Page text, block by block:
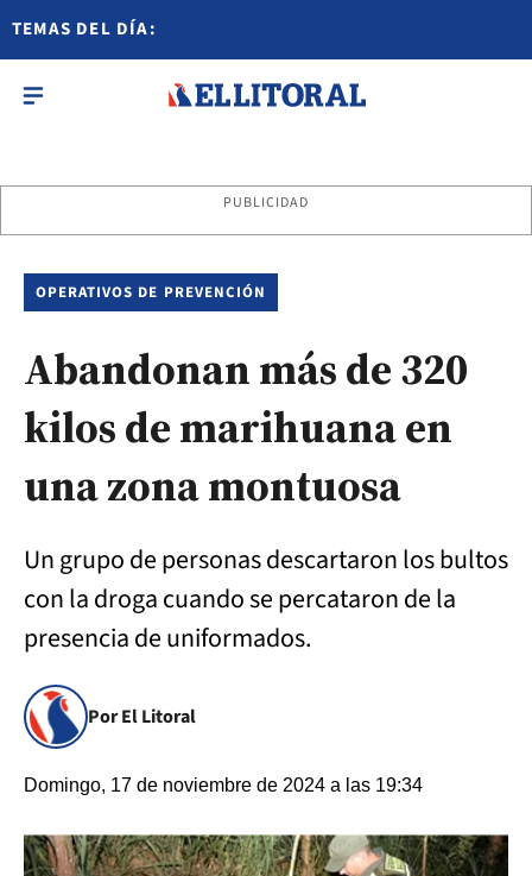
TEMAS DEL DÍA:
PUBLICIDAD
OPERATIVOS DE PREVENCIÓN
Abandonan más de 320
kilos de marihuana en
una zona montuosa
Un grupo de personas descartaron los bultos
con la droga cuando se percataron de la
presencia de uniformados.
Por El Litoral
Domingo, 17 de noviembre de 2024 a las 19:34